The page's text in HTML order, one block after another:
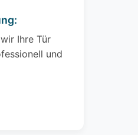
Ihre Tür
und